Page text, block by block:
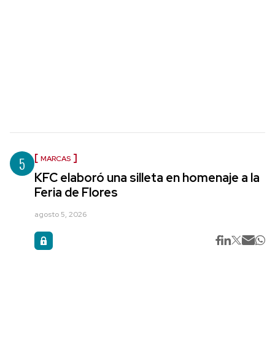
5 MARCAS
KFC elaboró una silleta en homenaje a la
Feria de Flores
agosto 5, 2026